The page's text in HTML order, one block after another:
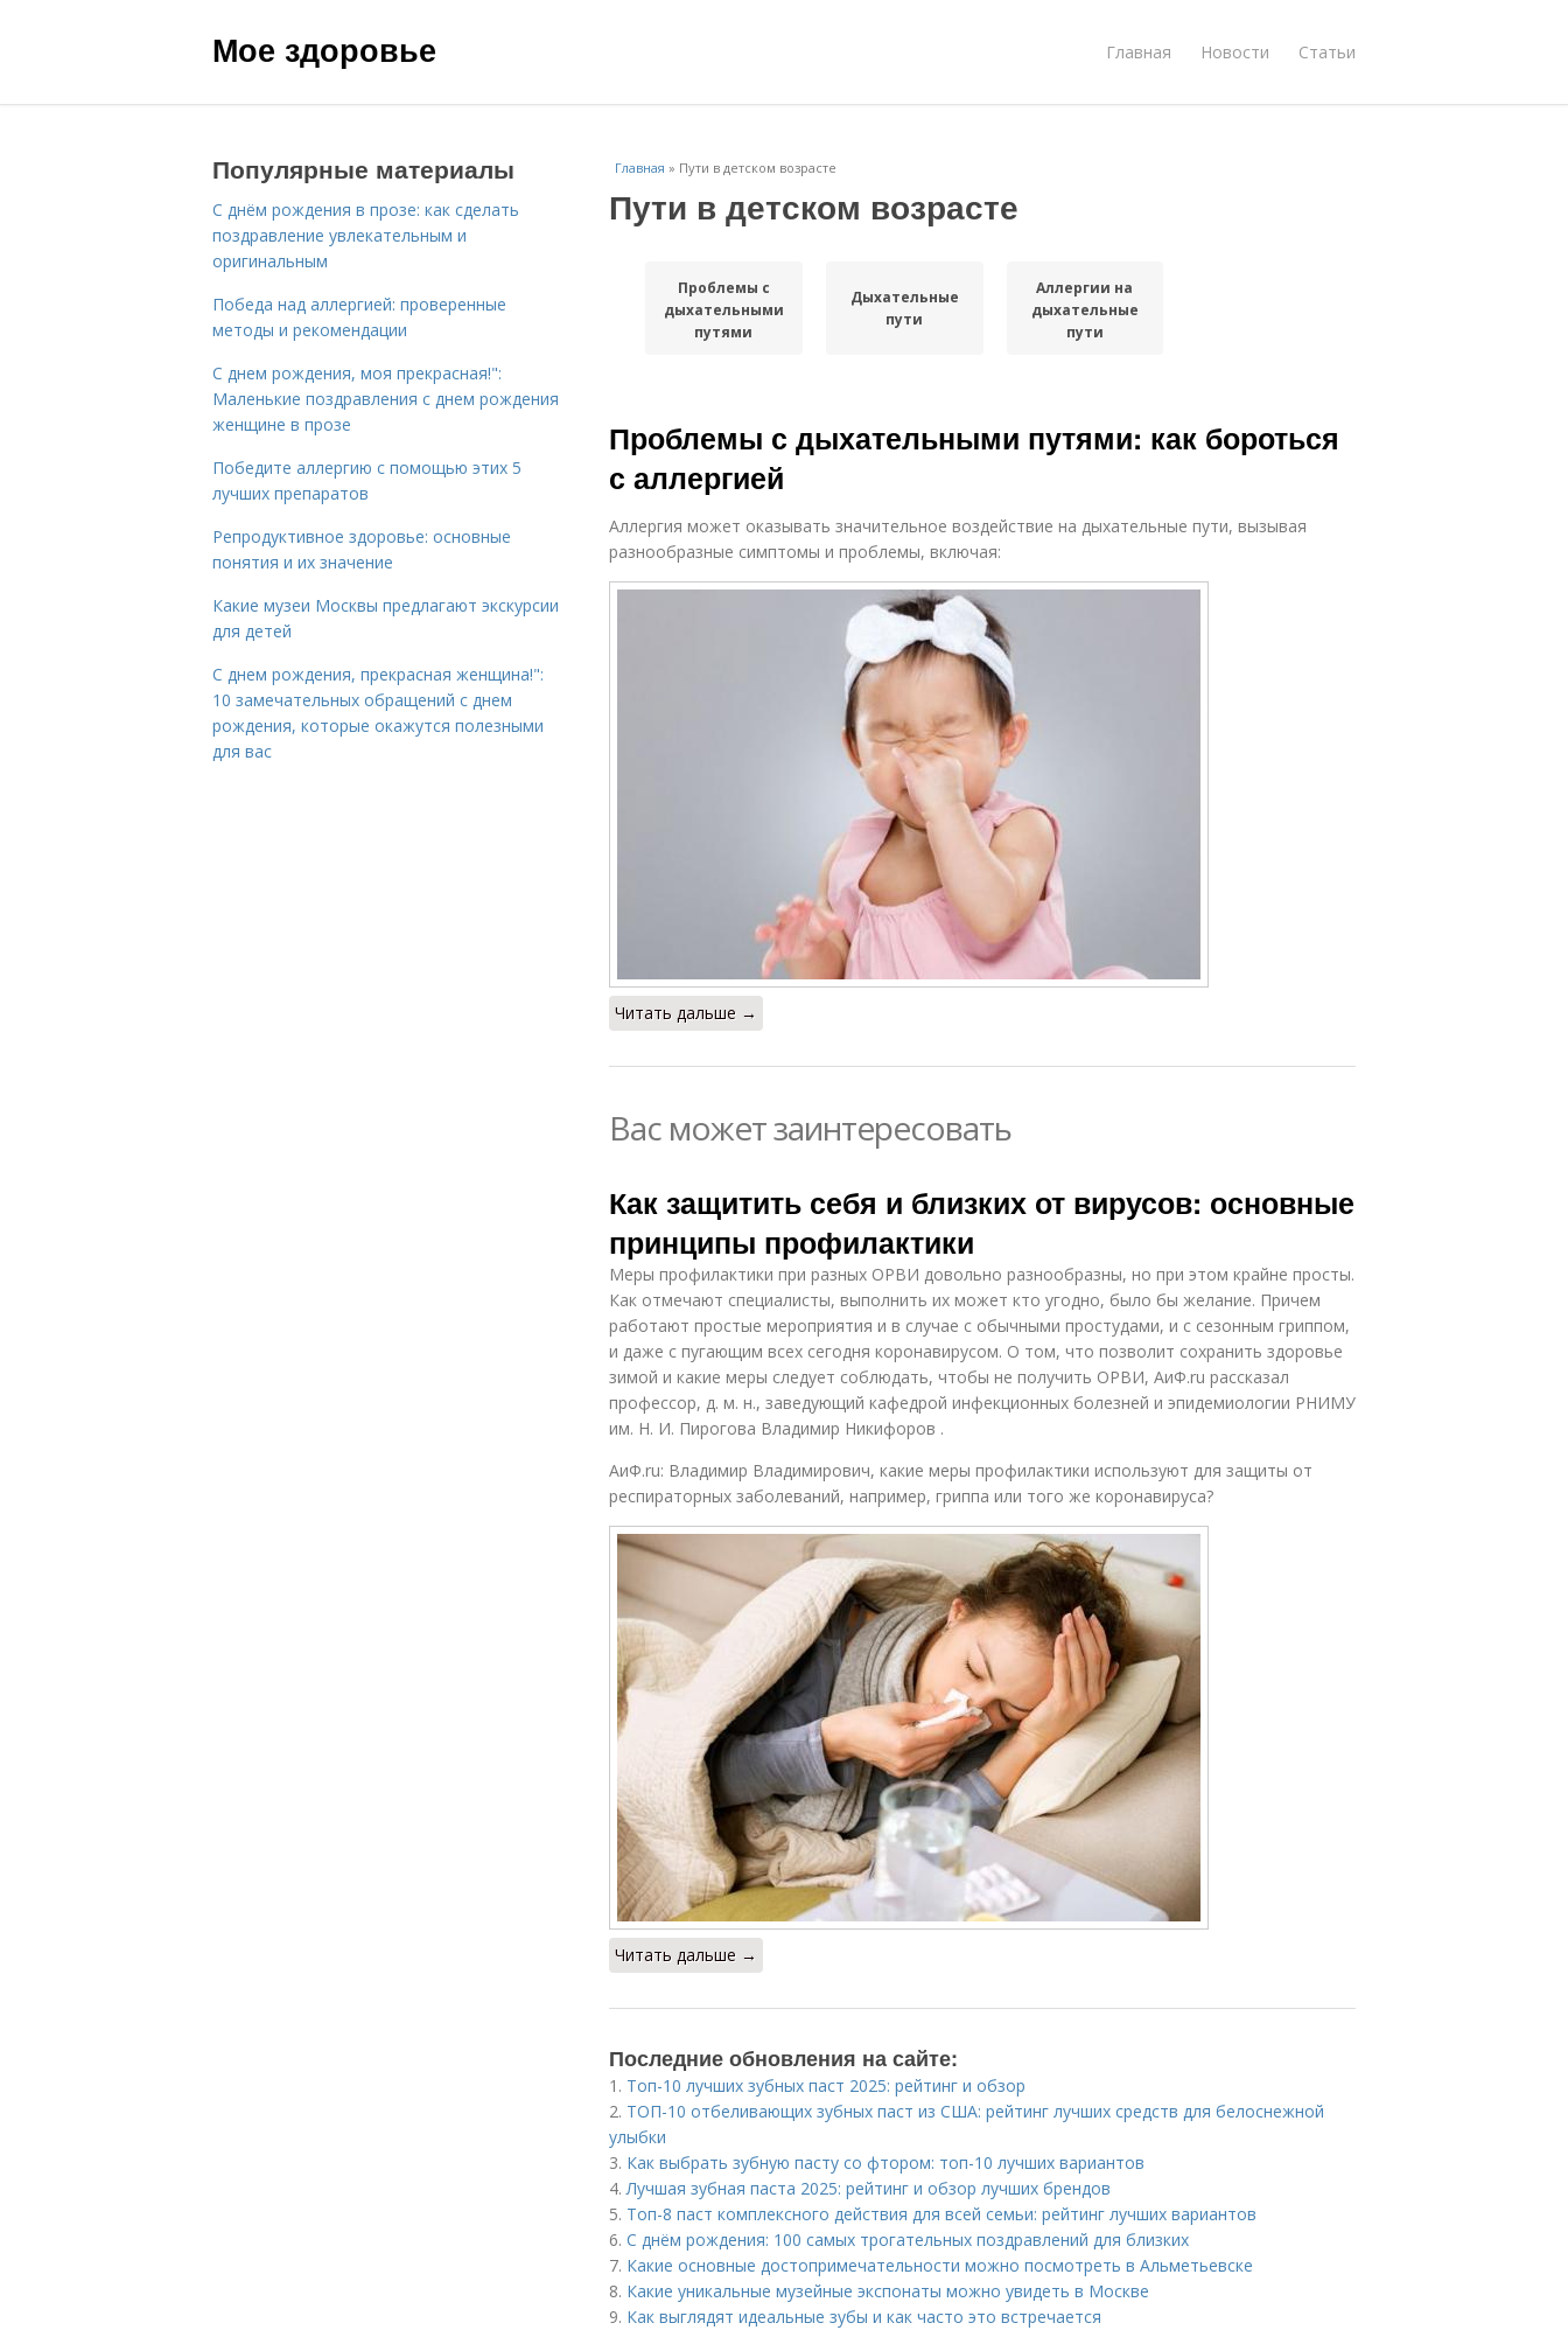
Мое здоровье Главная Новости Статьи
Главная » Пути в детском возрасте
Пути в детском возрасте
Проблемы с
дыхательными
путями
Дыхательные
пути
Аллергии на
дыхательные
пути
Проблемы с дыхательными путями: как бороться
с аллергией
Аллергия может оказывать значительное воздействие на дыхательные пути, вызывая
разнообразные симптомы и проблемы, включая:
Читать дальше →
Вас может заинтересовать
Как защитить себя и близких от вирусов: основные
принципы профилактики
Меры профилактики при разных ОРВИ довольно разнообразны, но при этом крайне просты.
Как отмечают специалисты, выполнить их может кто угодно, было бы желание. Причем
работают простые мероприятия и в случае с обычными простудами, и с сезонным гриппом,
и даже с пугающим всех сегодня коронавирусом. О том, что позволит сохранить здоровье
зимой и какие меры следует соблюдать, чтобы не получить ОРВИ, АиФ.ru рассказал
профессор, д. м. н., заведующий кафедрой инфекционных болезней и эпидемиологии РНИМУ
им. Н. И. Пирогова Владимир Никифоров .
АиФ.ru: Владимир Владимирович, какие меры профилактики используют для защиты от
респираторных заболеваний, например, гриппа или того же коронавируса?
Читать дальше →
Последние обновления на сайте:
1. Топ-10 лучших зубных паст 2025: рейтинг и обзор
2. ТОП-10 отбеливающих зубных паст из США: рейтинг лучших средств для белоснежной
улыбки
3. Как выбрать зубную пасту со фтором: топ-10 лучших вариантов
4.Лучшая зубная паста 2025: рейтинг и обзор лучших брендов
5. Топ-8 паст комплексного действия для всей семьи: рейтинг лучших вариантов
6. С днём рождения: 100 самых трогательных поздравлений для близких
7. Какие основные достопримечательности можно посмотреть в Альметьевске
8. Какие уникальные музейные экспонаты можно увидеть в Москве
9. Как выглядят идеальные зубы и как часто это встречается
Популярные материалы
С днём рождения в прозе: как сделать
поздравление увлекательным и
оригинальным
Победа над аллергией: проверенные
методы и рекомендации
С днем рождения, моя прекрасная!":
Маленькие поздравления с днем рождения
женщине в прозе
Победите аллергию с помощью этих 5
лучших препаратов
Репродуктивное здоровье: основные
понятия и их значение
Какие музеи Москвы предлагают экскурсии
для детей
С днем рождения, прекрасная женщина!":
10 замечательных обращений с днем
рождения, которые окажутся полезными
для вас